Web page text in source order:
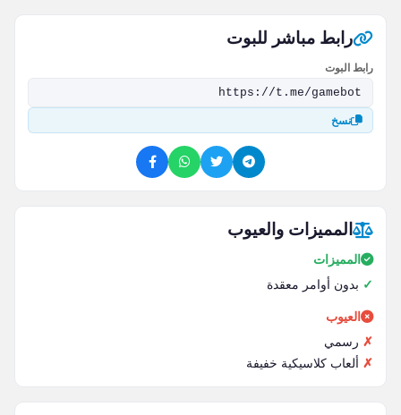
رابط مباشر للبوت
رابط البوت
نسخ
المميزات والعيوب
المميزات
بدون أوامر معقدة
العيوب
رسمي
ألعاب كلاسيكية خفيفة